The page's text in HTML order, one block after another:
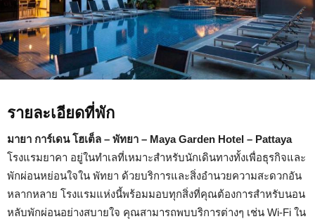
รายละเอียดที่พัก
มายา การ์เดน โฮเต็ล – พัทยา – Maya Garden Hotel – Pattaya
โรงแรมยาคา อยู่ในทำเลที่เหมาะสำหรับนักเดินทางทั้งเพื่อธุรกิจและ
พักผ่อนหย่อนใจใน พัทยา ด้วยบริการและสิ่งอำนวยความสะดวกอัน
หลากหลาย โรงแรมแห่งนี้พร้อมมอบทุกสิ่งที่คุณต้องการสำหรับนอน
หลับพักผ่อนอย่างสบายใจ คุณสามารถพบบริการต่างๆ เช่น Wi-Fi ใน